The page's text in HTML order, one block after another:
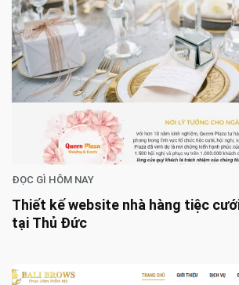
ĐỌC GÌ HÔM NAY
Thiết kế website nhà hàng tiệc
tại Thủ Đức